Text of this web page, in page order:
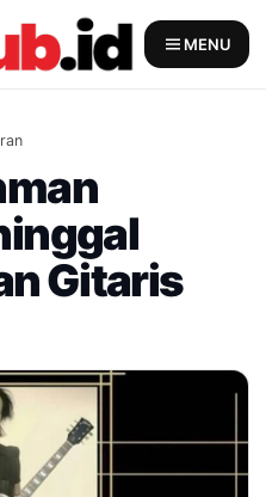
MENU
Gitaris